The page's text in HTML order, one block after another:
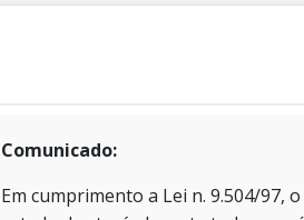
Comunicado:
Em cumprimento a Lei n. 9.504/97,